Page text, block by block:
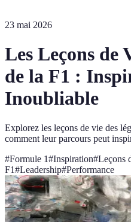
23 mai 2026
Les Leçons de
de la F1 :
Inoubliable
Explorez les leçons de vie des
comment leur parcours peut
#Formule 1#Inspiration#Leçons
F1#Leadership#Performance